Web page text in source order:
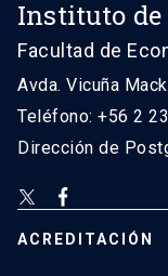
Instituto de
Facultad de
Avda. Vicuña
Teléfono: +56 2
Dirección de
ACREDITACIÓN